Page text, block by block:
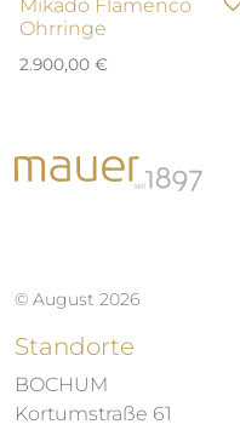
Mikado Flamenco
Ohrringe
2.900,00 €
© August 2026
Standorte
BOCHUM
Kortumstraße 61